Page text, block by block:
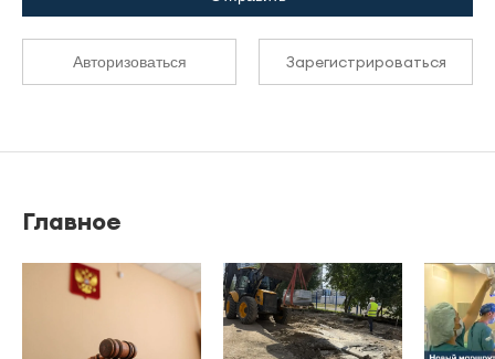
Авторизоваться Зарегистрироваться
Главное